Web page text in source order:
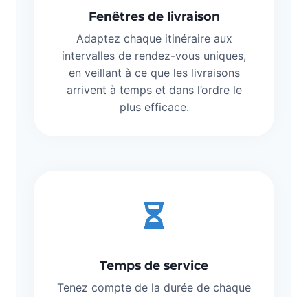
Fenêtres de livraison
Adaptez chaque itinéraire aux
intervalles de rendez-vous uniques,
en veillant à ce que les livraisons
arrivent à temps et dans l’ordre le
plus efficace.
Temps de service
Tenez compte de la durée de chaque